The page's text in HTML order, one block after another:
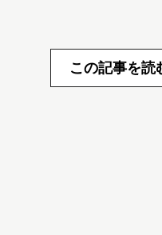
この記事を読